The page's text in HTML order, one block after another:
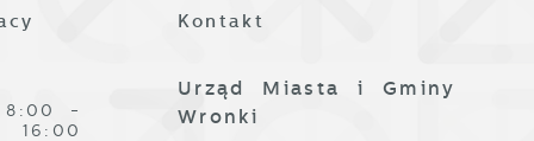
8:00 -
16:00
Kontakt
Urząd Miasta i Gminy
Wronki